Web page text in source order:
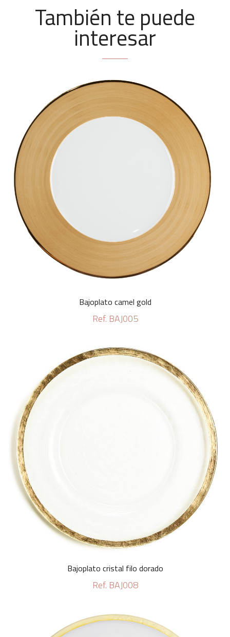
También te puede
interesar
Bajoplato camel gold
Ref. BAJ005
Bajoplato cristal filo dorado
Ref. BAJ008